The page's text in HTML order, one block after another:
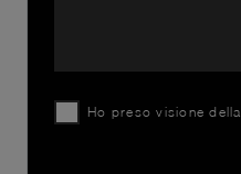
Ho preso visione della